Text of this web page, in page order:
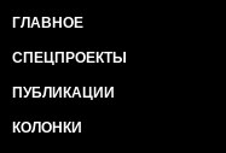
ГЛАВНОЕ
СПЕЦПРОЕКТЫ
ПУБЛИКАЦИИ
КОЛОНКИ